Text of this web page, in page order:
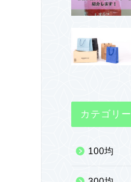
カテゴリー
100均